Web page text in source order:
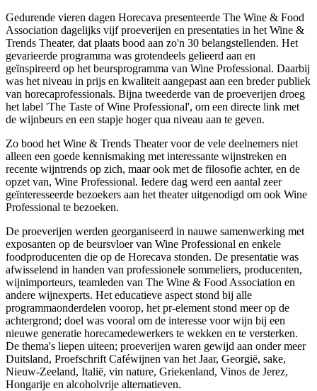
Gedurende vieren dagen Horecava presenteerde The Wine & Food
Association dagelijks vijf proeverijen en presentaties in het Wine &
Trends Theater, dat plaats bood aan zo'n 30 belangstellenden. Het
gevarieerde programma was grotendeels gelieerd aan en
geïnspireerd op het beursprogramma van Wine Professional. Daarbij
was het niveau in prijs en kwaliteit aangepast aan een breder publiek
van horecaprofessionals. Bijna tweederde van de proeverijen droeg
het label 'The Taste of Wine Professional', om een directe link met
de wijnbeurs en een stapje hoger qua niveau aan te geven.
Zo bood het Wine & Trends Theater voor de vele deelnemers niet
alleen een goede kennismaking met interessante wijnstreken en
recente wijntrends op zich, maar ook met de filosofie achter, en de
opzet van, Wine Professional. Iedere dag werd een aantal zeer
geïnteresseerde bezoekers aan het theater uitgenodigd om ook Wine
Professional te bezoeken.
De proeverijen werden georganiseerd in nauwe samenwerking met
exposanten op de beursvloer van Wine Professional en enkele
foodproducenten die op de Horecava stonden. De presentatie was
afwisselend in handen van professionele sommeliers, producenten,
wijnimporteurs, teamleden van The Wine & Food Association en
andere wijnexperts. Het educatieve aspect stond bij alle
programmaonderdelen voorop, het pr-element stond meer op de
achtergrond; doel was vooral om de interesse voor wijn bij een
nieuwe generatie horecamedewerkers te wekken en te versterken.
De thema's liepen uiteen; proeverijen waren gewijd aan onder meer
Duitsland, Proefschrift Caféwijnen van het Jaar, Georgië, sake,
Nieuw-Zeeland, Italië, vin nature, Griekenland, Vinos de Jerez,
Hongarije en alcoholvrije alternatieven.